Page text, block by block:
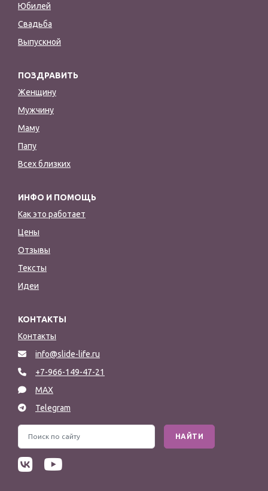
Юбилей
Свадьба
Выпускной
ПОЗДРАВИТЬ
Женщину
Мужчину
Маму
Папу
Всех близких
ИНФО И ПОМОЩЬ
Как это работает
Цены
Отзывы
Тексты
Идеи
КОНТАКТЫ
Контакты
info@slide-life.ru
+7-966-149-47-21
MAX
Telegram
НАЙТИ